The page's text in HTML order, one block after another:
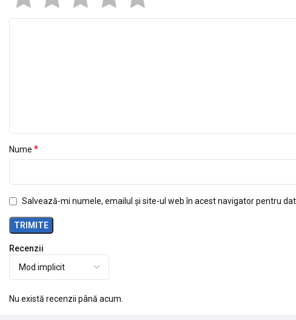
Recenzii
Nu există recenzii până acum.
Nume *
Salvează-mi numele, emailul și site-ul web în acest navigator pentru